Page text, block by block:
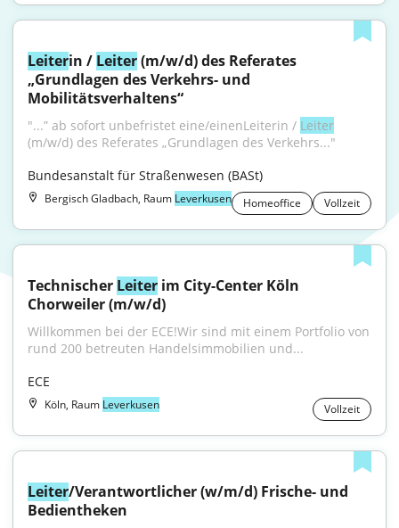
Leiterin / Leiter (m/w/d) des Referates
„Grundlagen des Verkehrs- und
Mobilitätsverhaltens“
"...” ab sofort unbefristet eine/einenLeiterin / Leiter
(m/w/d) des Referates „Grundlagen des Verkehrs..."
Bundesanstalt für Straßenwesen (BASt)
Bergisch Gladbach, Raum Leverkusen Homeoffice Vollzeit
Technischer Leiter im City-Center Köln
Chorweiler (m/w/d)
Willkommen bei der ECE!Wir sind mit einem Portfolio von
rund 200 betreuten Handelsimmobilien und...
ECE
Köln, Raum Leverkusen Vollzeit
Leiter/Verantwortlicher (w/m/d) Frische- und
Bedientheken